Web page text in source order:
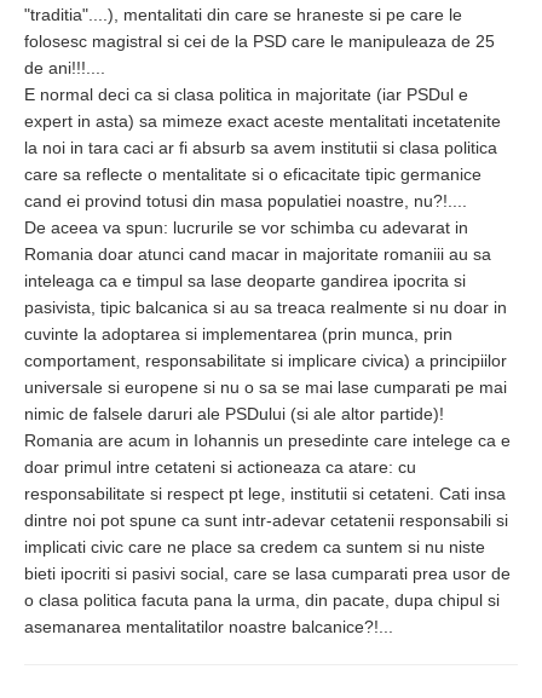
"traditia"....), mentalitati din care se hraneste si pe care le
folosesc magistral si cei de la PSD care le manipuleaza de 25
de ani!!!....
E normal deci ca si clasa politica in majoritate (iar PSDul e
expert in asta) sa mimeze exact aceste mentalitati incetatenite
la noi in tara caci ar fi absurb sa avem institutii si clasa politica
care sa reflecte o mentalitate si o eficacitate tipic germanice
cand ei provind totusi din masa populatiei noastre, nu?!....
De aceea va spun: lucrurile se vor schimba cu adevarat in
Romania doar atunci cand macar in majoritate romaniii au sa
inteleaga ca e timpul sa lase deoparte gandirea ipocrita si
pasivista, tipic balcanica si au sa treaca realmente si nu doar in
cuvinte la adoptarea si implementarea (prin munca, prin
comportament, responsabilitate si implicare civica) a principiilor
universale si europene si nu o sa se mai lase cumparati pe mai
nimic de falsele daruri ale PSDului (si ale altor partide)!
Romania are acum in Iohannis un presedinte care intelege ca e
doar primul intre cetateni si actioneaza ca atare: cu
responsabilitate si respect pt lege, institutii si cetateni. Cati insa
dintre noi pot spune ca sunt intr-adevar cetatenii responsabili si
implicati civic care ne place sa credem ca suntem si nu niste
bieti ipocriti si pasivi social, care se lasa cumparati prea usor de
o clasa politica facuta pana la urma, din pacate, dupa chipul si
asemanarea mentalitatilor noastre balcanice?!...